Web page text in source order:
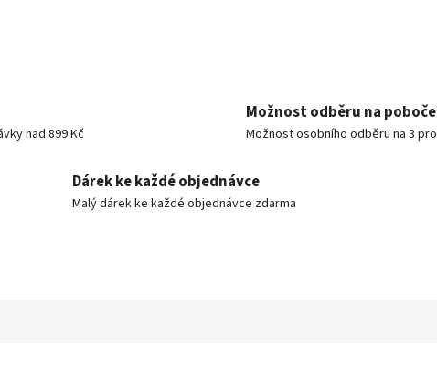
nad 899 Kč
Možnost odběru na
Možnost osobního odběru na 3
Dárek ke každé objednávce
Malý dárek ke každé objednávce zdarma